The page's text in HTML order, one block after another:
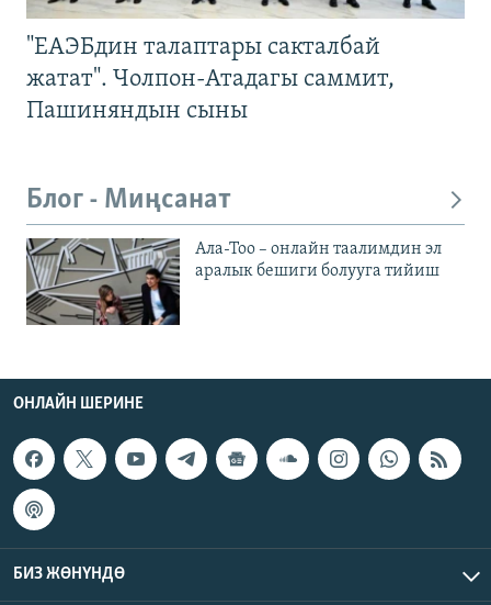
"ЕАЭБдин талаптары сакталбай
жатат". Чолпон-Атадагы саммит,
Пашиняндын сыны
Блог - Миңсанат
Ала-Тоо – онлайн таалимдин эл
аралык бешиги болууга тийиш
ОНЛАЙН ШЕРИНЕ
БИЗ ЖӨНҮНДӨ